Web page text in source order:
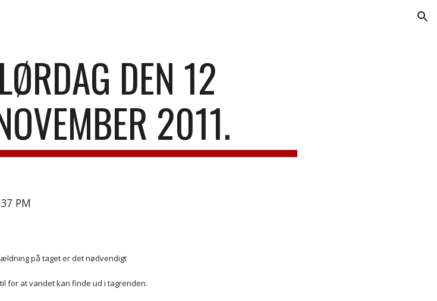
LØRDAG DEN 12
2011.
PM
på taget er det nødvendigt
for at vandet kan finde ud i tagrenden.